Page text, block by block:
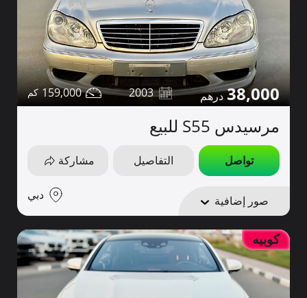
38,000
2003
159,000
مرسيدس S55 للبيع
تواصل التفاصيل مشاركة
صور إضافية دبي
كوبيه